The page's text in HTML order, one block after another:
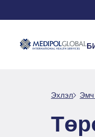
Эхлэл Эмч